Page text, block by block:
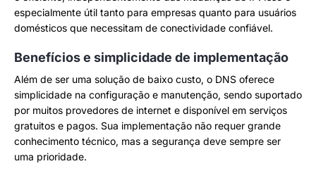
especialmente útil tanto para empresas quanto para usuários
domésticos que necessitam de conectividade confiável.
Benefícios e simplicidade de implementação
Além de ser uma solução de baixo custo, o DNS oferece
simplicidade na configuração e manutenção, sendo suportado
por muitos provedores de internet e disponível em serviços
gratuitos e pagos. Sua implementação não requer grande
conhecimento técnico, mas a segurança deve sempre ser
uma prioridade.